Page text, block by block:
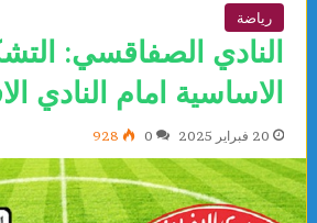
رياضة
النادي الصفاقسي:
الاساسية امام النادي
20 فبراير 2025 0
928